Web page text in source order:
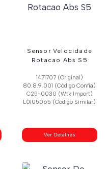
Sensor Velocidade
Rotacao Abs S5
1471707 (Original)
80.8.9.001 (Código Confia)
C25-0030 (Wtk Import)
L0105065 (Código Similar)
Ver Detalhes